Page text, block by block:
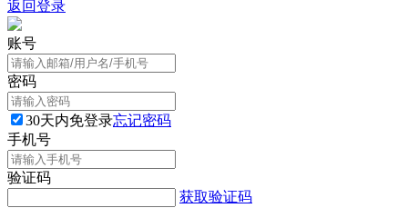
返回登录
账号
密码
30天内免登录忘记密码
手机号
验证码
获取验证码